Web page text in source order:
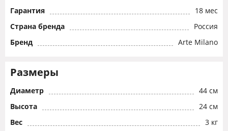
Гарантия
18 мес
Страна бренда
Россия
Бренд
Arte Milano
Размеры
Диаметр
44 см
Высота
24 см
Вес
3 кг